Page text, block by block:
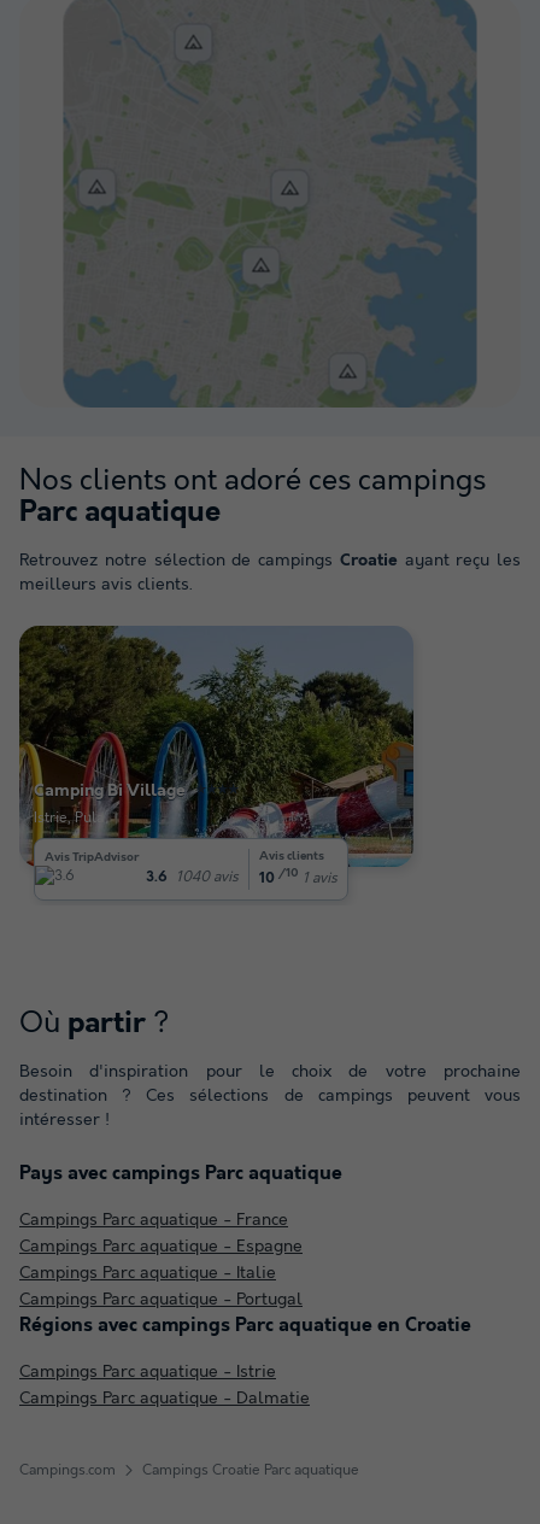
Campings.com Campings Croatie Parc aquatique
Voir sur la carte
Nos clients ont adoré ces campings
Parc aquatique
Retrouvez notre sélection de campings Croatie ayant reçu les
meilleurs avis clients.
Camping Bi Village ★★★★
Istrie, Pula
Avis TripAdvisor
3.6 1040 avis
Avis clients
10 /10 1 avis
Où partir ?
Besoin d'inspiration pour le choix de votre prochaine
destination ? Ces sélections de campings peuvent vous
intéresser !
Pays avec campings Parc aquatique
Campings Parc aquatique - France
Campings Parc aquatique - Espagne
Campings Parc aquatique - Italie
Campings Parc aquatique - Portugal
Régions avec campings Parc aquatique en Croatie
Campings Parc aquatique - Istrie
Campings Parc aquatique - Dalmatie